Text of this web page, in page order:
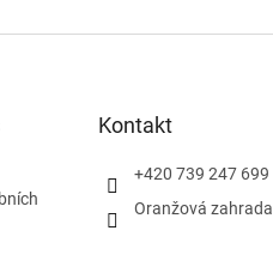
Kontakt
+420 739 247 699
Oranžová